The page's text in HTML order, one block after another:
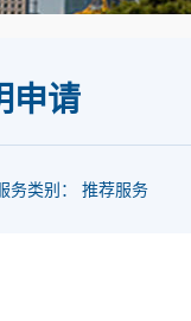
申请
务类别： 推荐服务